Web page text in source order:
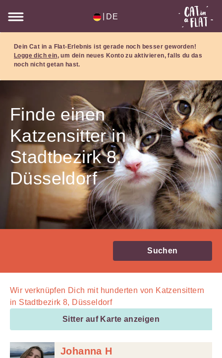
DE
Dein Cat in a Flat-Erlebnis ist gerade noch besser geworden!
Logge dich ein, um dein neues Konto zu aktivieren, falls du das
noch nicht getan hast.
Finde einen
Katzensitter in
Stadtbezirk 8,
Düsseldorf
Suchen
Wir verknüpfen Dich mit hunderten von Katzensittern
in Stadtbezirk 8, Düsseldorf
Sitter auf Karte anzeigen
Johanna H